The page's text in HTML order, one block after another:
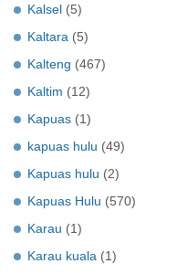
Kalsel (5)
Kaltara (5)
Kalteng (467)
Kaltim (12)
Kapuas (1)
kapuas hulu (49)
Kapuas hulu (2)
Kapuas Hulu (570)
Karau (1)
Karau kuala (1)